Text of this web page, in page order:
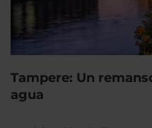
Tampere: Un
agua